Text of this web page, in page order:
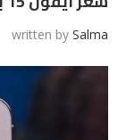
written by Salma